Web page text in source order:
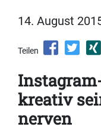
14. August
Teilen
kreativ
nerven